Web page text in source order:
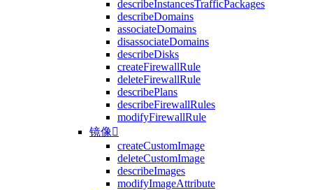
describeInstancesTrafficPackages
describeDomains
associateDomains
disassociateDomains
describeDisks
createFirewallRule
deleteFirewallRule
describePlans
describeFirewallRules
modifyFirewallRule
镜像
createCustomImage
deleteCustomImage
describeImages
modifyImageAttribute